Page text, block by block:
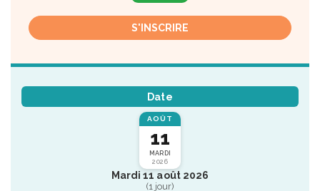
S'INSCRIRE
Date
AOÛT
11
MARDI
2026
Mardi 11 août 2026
(1 jour)